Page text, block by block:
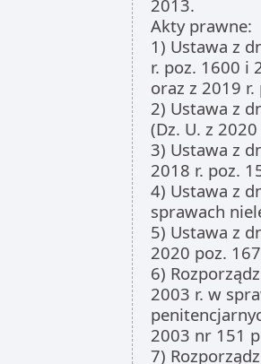
2013.
Akty prawne:
1) Ustawa z
r. poz. 1600 i
oraz z 2019
2) Ustawa z
(Dz. U. z
3) Ustawa z
2018 r. poz.
4) Ustawa z
sprawach
5) Ustawa z
2020 poz.
6)
2003 r. w
2003 nr 151
7)